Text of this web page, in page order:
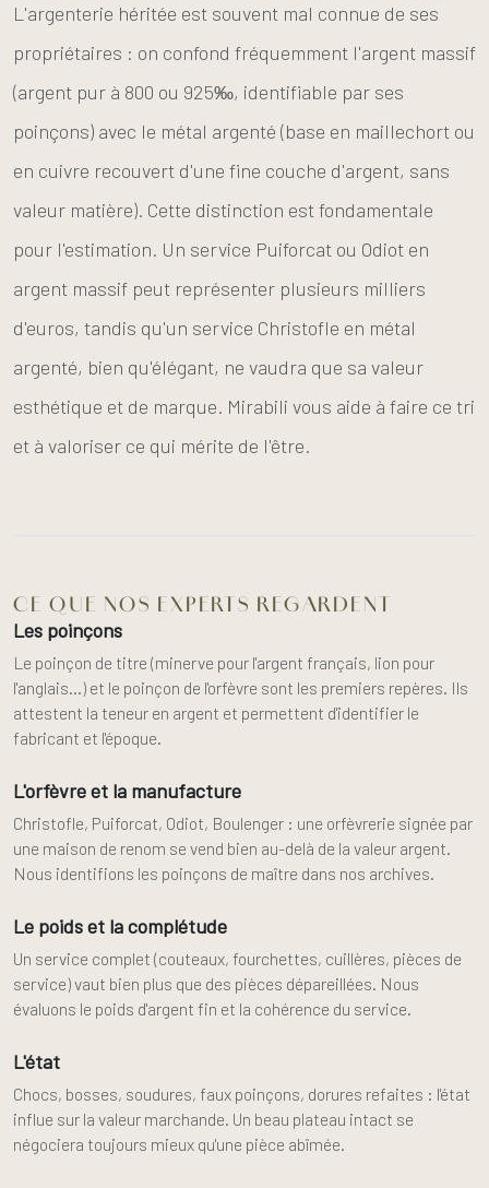
L'argenterie héritée est souvent mal connue de ses
propriétaires : on confond fréquemment l'argent massif
(argent pur à 800 ou 925‰, identifiable par ses
poinçons) avec le métal argenté (base en maillechort ou
en cuivre recouvert d'une fine couche d'argent, sans
valeur matière). Cette distinction est fondamentale
pour l'estimation. Un service Puiforcat ou Odiot en
argent massif peut représenter plusieurs milliers
d'euros, tandis qu'un service Christofle en métal
argenté, bien qu'élégant, ne vaudra que sa valeur
esthétique et de marque. Mirabili vous aide à faire ce tri
et à valoriser ce qui mérite de l'être.
CE QUE NOS EXPERTS REGARDENT
Les poinçons
Le poinçon de titre (minerve pour l'argent français, lion pour
l'anglais…) et le poinçon de l'orfèvre sont les premiers repères. Ils
attestent la teneur en argent et permettent d'identifier le
fabricant et l'époque.
L'orfèvre et la manufacture
Christofle, Puiforcat, Odiot, Boulenger : une orfèvrerie signée par
une maison de renom se vend bien au-delà de la valeur argent.
Nous identifions les poinçons de maître dans nos archives.
Le poids et la complétude
Un service complet (couteaux, fourchettes, cuillères, pièces de
service) vaut bien plus que des pièces dépareillées. Nous
évaluons le poids d'argent fin et la cohérence du service.
L'état
Chocs, bosses, soudures, faux poinçons, dorures refaites : l'état
influe sur la valeur marchande. Un beau plateau intact se
négociera toujours mieux qu'une pièce abîmée.